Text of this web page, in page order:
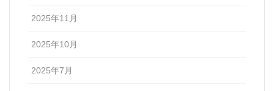
2025年11月
2025年10月
2025年7月